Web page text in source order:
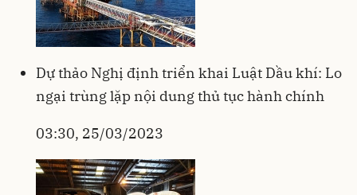
Dự thảo Nghị định triển khai Luật Dầu khí: Lo
ngại trùng lặp nội dung thủ tục hành chính
03:30, 25/03/2023